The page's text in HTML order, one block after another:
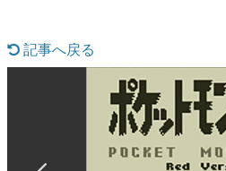
具体的な形から解き明か
です。
ゲームが変えた日本
「経験値」「裏技」「ラ
の起源や用法の変遷を、
イニーP氏が徹底調査。
記事へ戻る